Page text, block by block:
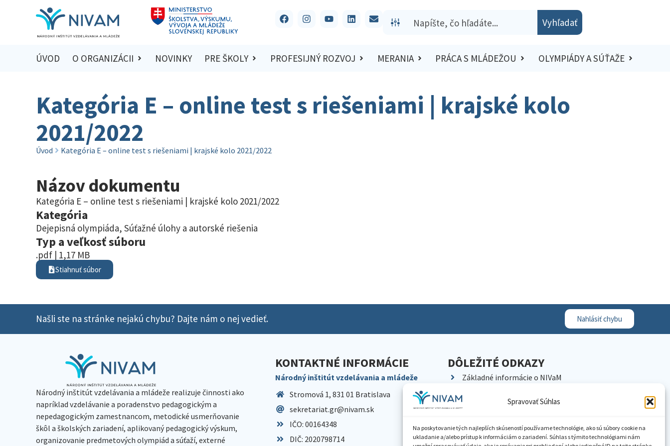
Spravovať Súhlas
Na poskytovanie tých najlepších skúseností používame technológie, ako sú súbory cookie na
ukladanie a/alebo prístup k informáciám o zariadení. Súhlas s týmito technológiami nám
Vyhľadať
ÚVOD O ORGANIZÁCII NOVINKY PRE ŠKOLY PROFESIJNÝ ROZVOJ MERANIA PRÁCA S MLÁDEŽOU OLYMPIÁDY A SÚŤAŽE
Kategória E – online test s riešeniami | krajské kolo
2021/2022
Úvod Kategória E – online test s riešeniami | krajské kolo 2021/2022
Názov dokumentu
Kategória E – online test s riešeniami | krajské kolo 2021/2022
Kategória
Dejepisná olympiáda, Súťažné úlohy a autorské riešenia
Typ a veľkosť súboru
.pdf | 1,17 MB
Stiahnuť súbor
Našli ste na stránke nejakú chybu? Dajte nám o nej vedieť. Nahlásiť chybu
Národný inštitút vzdelávania a mládeže realizuje činnosti ako
napríklad vzdelávanie a poradenstvo pedagogickým a
nepedagogickým zamestnancom, metodické usmerňovanie
škôl a školských zariadení, aplikovaný pedagogický výskum,
organizovanie predmetových olympiád a súťaží, externé
KONTAKTNÉ INFORMÁCIE
Národný inštitút vzdelávania a mládeže
Stromová 1, 831 01 Bratislava
sekretariat.gr@nivam.sk
IČO: 00164348
DIČ: 2020798714
DÔLEŽITÉ ODKAZY
Základné informácie o NIVaM
Kariéra
Pracoviská NIVaM